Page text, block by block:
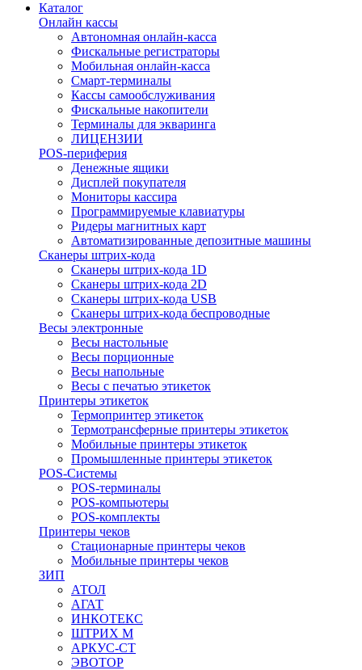
Каталог
Онлайн кассы
Автономная онлайн-касса
Фискальные регистраторы
Мобильная онлайн-касса
Смарт-терминалы
Кассы самообслуживания
Фискальные накопители
Терминалы для экваринга
ЛИЦЕНЗИИ
POS-периферия
Денежные ящики
Дисплей покупателя
Мониторы кассира
Программируемые клавиатуры
Ридеры магнитных карт
Автоматизированные депозитные машины
Сканеры штрих-кода
Сканеры штрих-кода 1D
Сканеры штрих-кода 2D
Сканеры штрих-кода USB
Сканеры штрих-кода беспроводные
Весы электронные
Весы настольные
Весы порционные
Весы напольные
Весы с печатью этикеток
Принтеры этикеток
Термопринтер этикеток
Термотрансферные принтеры этикеток
Мобильные принтеры этикеток
Промышленные принтеры этикеток
POS-Системы
POS-терминалы
POS-компьютеры
POS-комплекты
Принтеры чеков
Стационарные принтеры чеков
Мобильные принтеры чеков
ЗИП
АТОЛ
АГАТ
ИНКОТЕКС
ШТРИХ М
АРКУС-СТ
ЭВОТОР